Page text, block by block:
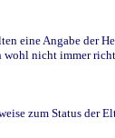
eine Angabe der
nicht immer
zum Status der